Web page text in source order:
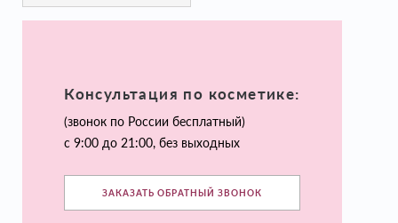
Консультация по косметике:
(звонок по России бесплатный)
с 9:00 до 21:00, без выходных
ЗАКАЗАТЬ ОБРАТНЫЙ ЗВОНОК